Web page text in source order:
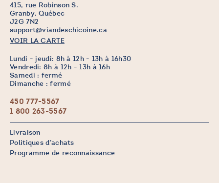
415, rue Robinson S.
Granby, Québec
J2G 7N2
support@viandeschicoine.ca
VOIR LA CARTE
Lundi - jeudi: 8h à 12h - 13h à 16h30
Vendredi: 8h à 12h - 13h à 16h
Samedi : fermé
Dimanche : fermé
450 777-5567
1 800 263-5567
Livraison
Politiques d’achats
Programme de reconnaissance